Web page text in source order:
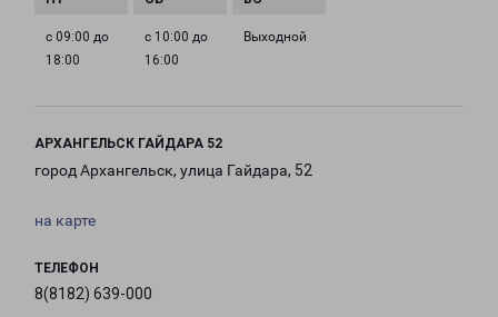
с 09:00 до
18:00
с 10:00 до
16:00
Выходной
АРХАНГЕЛЬСК ГАЙДАРА 52
город Архангельск, улица Гайдара, 52
на карте
ТЕЛЕФОН
8(8182) 639-000